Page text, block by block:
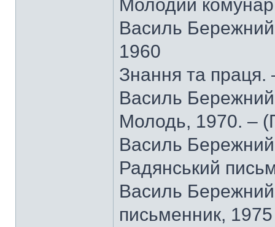
Молодий
Василь
1960
Знання та
Василь
Молодь, 1970. –
Василь
Радянський
Василь
письменник, 1975